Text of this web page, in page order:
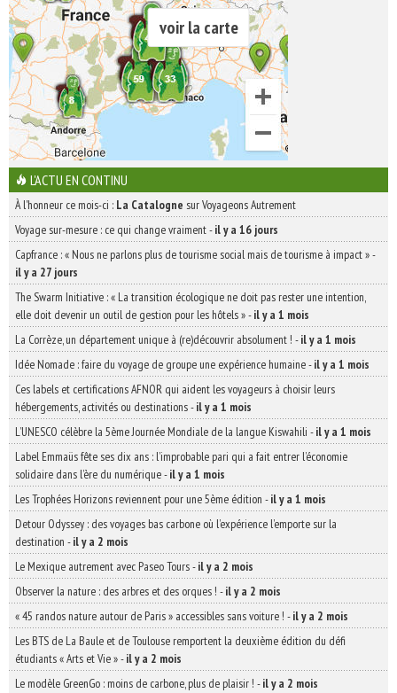
voir la carte
L'ACTU EN CONTINU
À l'honneur ce mois-ci : La Catalogne sur Voyageons Autrement
Voyage sur-mesure : ce qui change vraiment-il y a 16 jours
Capfrance : « Nous ne parlons plus de tourisme social mais de tourisme à impact »-
il y a 27 jours
The Swarm Initiative : « La transition écologique ne doit pas rester une intention,
elle doit devenir un outil de gestion pour les hôtels »-il y a 1 mois
La Corrèze, un département unique à (re)découvrir absolument ! -il y a 1 mois
Idée Nomade : faire du voyage de groupe une expérience humaine-il y a 1 mois
Ces labels et certifications AFNOR qui aident les voyageurs à choisir leurs
hébergements, activités ou destinations-il y a 1 mois
L’UNESCO célèbre la 5ème Journée Mondiale de la langue Kiswahili -il y a 1 mois
Label Emmaüs fête ses dix ans : l’improbable pari qui a fait entrer l’économie
solidaire dans l’ère du numérique-il y a 1 mois
Les Trophées Horizons reviennent pour une 5ème édition -il y a 1 mois
Detour Odyssey : des voyages bas carbone où l’expérience l’emporte sur la
destination -il y a 2 mois
Le Mexique autrement avec Paseo Tours-il y a 2 mois
Observer la nature : des arbres et des orques ! -il y a 2 mois
« 45 randos nature autour de Paris » accessibles sans voiture ! -il y a 2 mois
Les BTS de La Baule et de Toulouse remportent la deuxième édition du défi
étudiants « Arts et Vie »-il y a 2 mois
Le modèle GreenGo : moins de carbone, plus de plaisir ! -il y a 2 mois